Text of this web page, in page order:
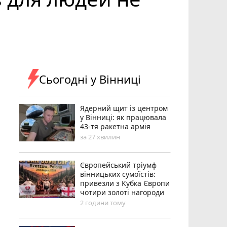
Сьогодні у Вінниці
Ядерний щит із центром
у Вінниці: як працювала
43-тя ракетна армія
за 27 хвилин
Європейський тріумф
вінницьких сумоїстів:
привезли з Кубка Європи
чотири золоті нагороди
2 години тому